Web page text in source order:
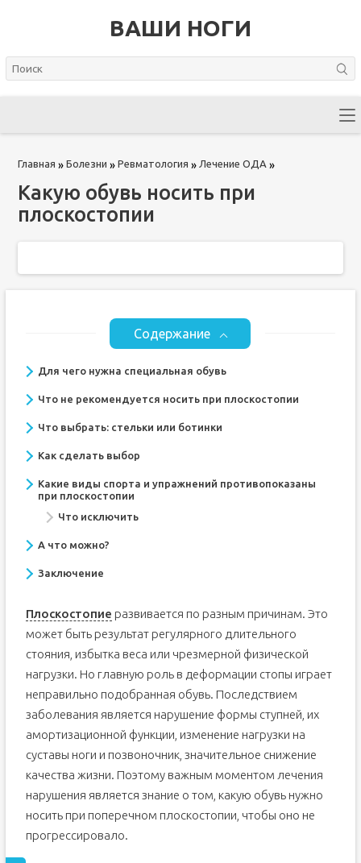
ВАШИ НОГИ
Главная » Болезни » Ревматология » Лечение ОДА»
Какую обувь носить при
плоскостопии
Содержание
Для чего нужна специальная обувь
Что не рекомендуется носить при плоскостопии
Что выбрать: стельки или ботинки
Как сделать выбор
Какие виды спорта и упражнений противопоказаны
при плоскостопии
Что исключить
А что можно?
Заключение
Плоскостопие развивается по разным причинам. Это
может быть результат регулярного длительного
стояния, избытка веса или чрезмерной физической
нагрузки. Но главную роль в деформации стопы играет
неправильно подобранная обувь. Последствием
заболевания является нарушение формы ступней, их
амортизационной функции, изменение нагрузки на
суставы ноги и позвоночник, значительное снижение
качества жизни. Поэтому важным моментом лечения
нарушения является знание о том, какую обувь нужно
носить при поперечном плоскостопии, чтобы оно не
прогрессировало.